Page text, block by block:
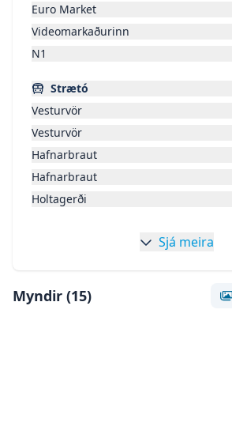
Euro Market
Videomarkaðurinn
N1
Strætó
Vesturvör
Vesturvör
Hafnarbraut
Hafnarbraut
Holtagerði
Sjá meira
Myndir (15)